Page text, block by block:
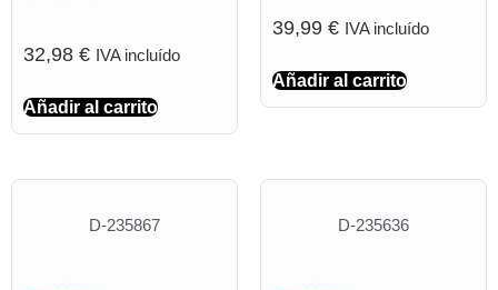
32,98 € IVA incluído
Añadir al carrito
39,99 € IVA incluído
Añadir al carrito
D-235867 D-235636